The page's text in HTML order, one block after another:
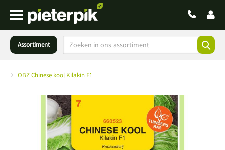
Assortiment
OBZ Chinese kool Kilakin F1